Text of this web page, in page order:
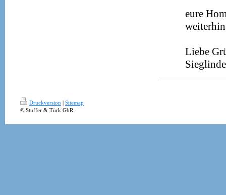
eure
Liebe
Sieglinde
Druckversion | Sitemap
© Stuffer & Türk GbR